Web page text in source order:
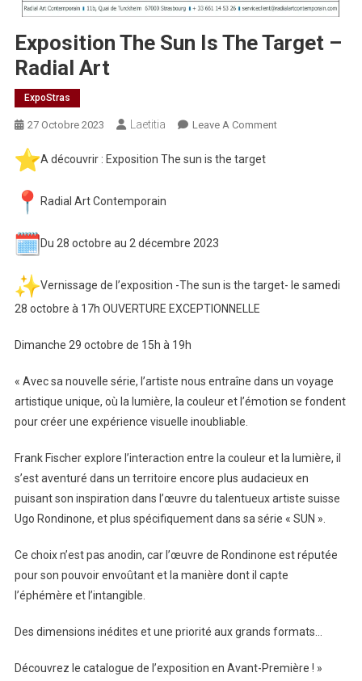
Exposition The Sun Is The Target –
Radial Art
ExpoStras
27 Octobre 2023 Laetitia Leave A CommentOn
Art
A découvrir : Exposition The sun is the target
Radial Art Contemporain
Du 28 octobre au 2 décembre 2023
Vernissage de l’exposition -The sun is the target- le samedi
28 octobre à 17h OUVERTURE EXCEPTIONNELLE
Dimanche 29 octobre de 15h à 19h
« Avec sa nouvelle série, l’artiste nous entraîne dans un voyage
artistique unique, où la lumière, la couleur et l’émotion se fondent
pour créer une expérience visuelle inoubliable.
Frank Fischer explore l’interaction entre la couleur et la lumière, il
s’est aventuré dans un territoire encore plus audacieux en
puisant son inspiration dans l’œuvre du talentueux artiste suisse
Ugo Rondinone, et plus spécifiquement dans sa série « SUN ».
Ce choix n’est pas anodin, car l’œuvre de Rondinone est réputée
pour son pouvoir envoûtant et la manière dont il capte
l’éphémère et l’intangible.
Des dimensions inédites et une priorité aux grands formats…
Découvrez le catalogue de l’exposition en Avant-Première ! »